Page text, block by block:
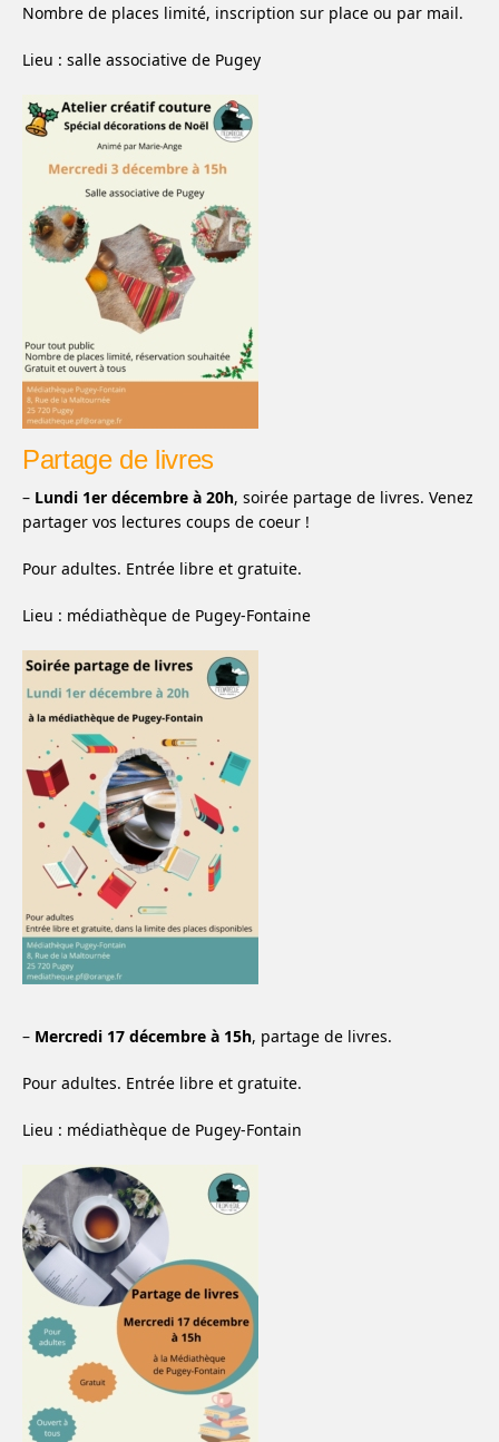
Nombre de places limité, inscription sur place ou par mail.
Lieu : salle associative de Pugey
Partage de livres
– Lundi 1er décembre à 20h, soirée partage de livres. Venez
partager vos lectures coups de coeur !
Pour adultes. Entrée libre et gratuite.
Lieu : médiathèque de Pugey-Fontaine
– Mercredi 17 décembre à 15h, partage de livres.
Pour adultes. Entrée libre et gratuite.
Lieu : médiathèque de Pugey-Fontain